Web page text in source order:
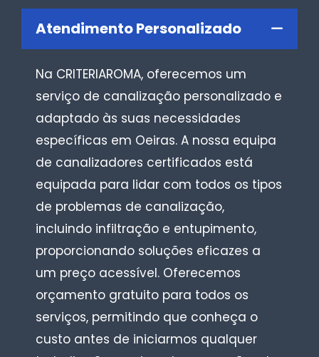
Atendimento Personalizado
Na CRITERIAROMA, oferecemos um
serviço de canalização personalizado e
adaptado às suas necessidades
específicas em Oeiras. A nossa equipa
de canalizadores certificados está
equipada para lidar com todos os tipos
de problemas de canalização,
incluindo infiltração e entupimento,
proporcionando soluções eficazes a
um preço acessível. Oferecemos
orçamento gratuito para todos os
serviços, permitindo que conheça o
custo antes de iniciarmos qualquer